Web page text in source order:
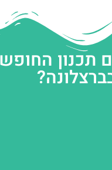
תכנון